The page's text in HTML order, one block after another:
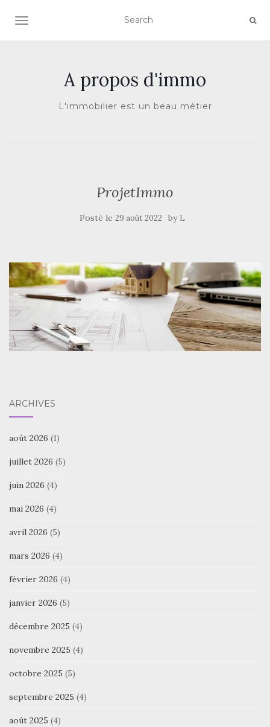
AFFICHER/MASQUER LA NAVIGATION
A propos d'immo
L'immobilier est un beau métier
ProjetImmo
Posté le 29 août 2022 by L
ARCHIVES
août 2026 (1)
juillet 2026 (5)
juin 2026 (4)
mai 2026 (4)
avril 2026 (5)
mars 2026 (4)
février 2026 (4)
janvier 2026 (5)
décembre 2025 (4)
novembre 2025 (4)
octobre 2025 (5)
septembre 2025 (4)
août 2025 (4)